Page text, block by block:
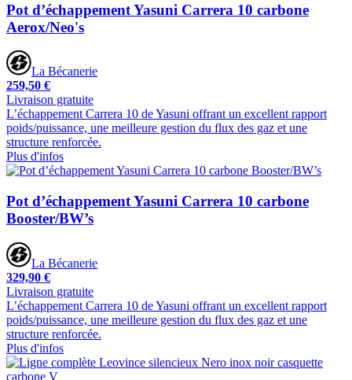
Pot d’échappement Yasuni Carrera 10 carbone
Aerox/Neo's
La Bécanerie
259,50 €
Livraison gratuite
L’échappement Carrera 10 de Yasuni offrant un excellent rapport
poids/puissance, une meilleure gestion du flux des gaz et une
structure renforcée.
Plus d'infos
Pot d’échappement Yasuni Carrera 10 carbone
Booster/BW’s
La Bécanerie
329,90 €
Livraison gratuite
L’échappement Carrera 10 de Yasuni offrant un excellent rapport
poids/puissance, une meilleure gestion du flux des gaz et une
structure renforcée.
Plus d'infos